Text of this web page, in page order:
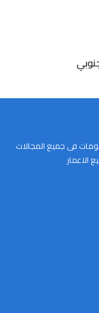
فى جميع المجالات
الاعمار